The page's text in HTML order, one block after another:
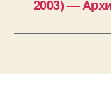
2003) —